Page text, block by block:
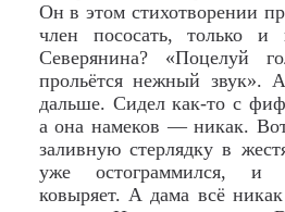
Он в этом стихотворении
член пососать, только
Северянина? «Поцелуй
прольётся нежный
дальше. Сидел как-то с
а она намеков — никак.
заливную стерлядку в
уже остограммился, и
ковыряет. А дама всё